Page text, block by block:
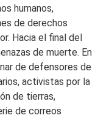
humanos,
de derechos
Hacia el final del
de muerte. En
de defensores de
activistas por la
de tierras,
de correos